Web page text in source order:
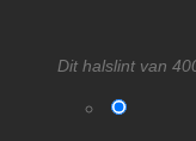
Dit halslint van